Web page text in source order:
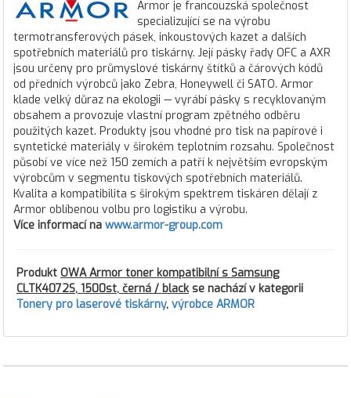
Armor je francouzská společnost
specializující se na výrobu
termotransferových pásek, inkoustových kazet a dalších
spotřebních materiálů pro tiskárny. Její pásky řady OFC a AXR
jsou určeny pro průmyslové tiskárny štítků a čárových kódů
od předních výrobců jako Zebra, Honeywell či SATO. Armor
klade velký důraz na ekologii — vyrábí pásky s recyklovaným
obsahem a provozuje vlastní program zpětného odběru
použitých kazet. Produkty jsou vhodné pro tisk na papírové i
syntetické materiály v širokém teplotním rozsahu. Společnost
působí ve více než 150 zemích a patří k největším evropským
výrobcům v segmentu tiskových spotřebních materiálů.
Kvalita a kompatibilita s širokým spektrem tiskáren dělají z
Armor oblíbenou volbu pro logistiku a výrobu.
Více informací na www.armor-group.com
Produkt OWA Armor toner kompatibilní s Samsung
CLTK4072S, 1500st, černá / blackse nachází v kategorii
Tonery pro laserové tiskárny, výrobce ARMOR